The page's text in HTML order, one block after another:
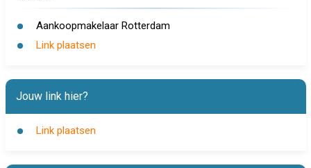
Aankoopmakelaar Rotterdam
Link plaatsen
Jouw link hier?
Link plaatsen